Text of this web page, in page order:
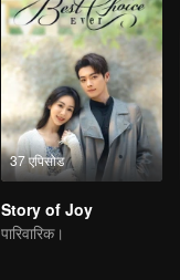
37 एपिसोड
Story of Joy
पारिवारिक।